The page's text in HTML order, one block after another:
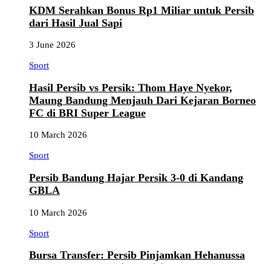
KDM Serahkan Bonus Rp1 Miliar untuk Persib
dari Hasil Jual Sapi
3 June 2026
Sport
Hasil Persib vs Persik: Thom Haye Nyekor,
Maung Bandung Menjauh Dari Kejaran Borneo
FC di BRI Super League
10 March 2026
Sport
Persib Bandung Hajar Persik 3-0 di Kandang
GBLA
10 March 2026
Sport
Bursa Transfer: Persib Pinjamkan Hehanussa